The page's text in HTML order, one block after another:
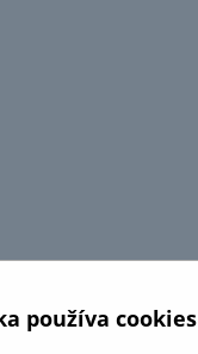
používa cookies